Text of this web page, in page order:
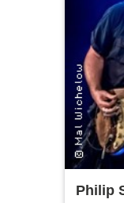
Philip